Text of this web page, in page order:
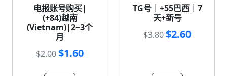
电报账号购买|
(+84)越南
(Vietnam)|2~3个
月
$2.00$1.60
TG号｜+55巴西｜7
天+新号
$3.80$2.60